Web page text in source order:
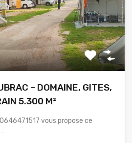
– DOMAINE, GITES,
5.300 M²
0646471517 vous propose ce